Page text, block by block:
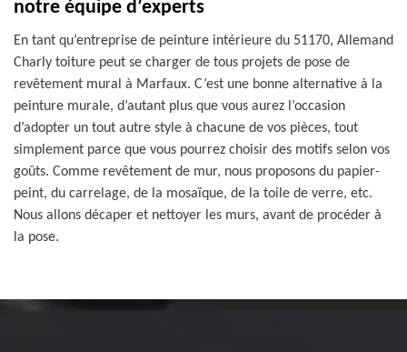
notre équipe d’experts
En tant qu’entreprise de peinture intérieure du 51170, Allemand
Charly toiture peut se charger de tous projets de pose de
revêtement mural à Marfaux. C’est une bonne alternative à la
peinture murale, d’autant plus que vous aurez l’occasion
d’adopter un tout autre style à chacune de vos pièces, tout
simplement parce que vous pourrez choisir des motifs selon vos
goûts. Comme revêtement de mur, nous proposons du papier-
peint, du carrelage, de la mosaïque, de la toile de verre, etc.
Nous allons décaper et nettoyer les murs, avant de procéder à
la pose.